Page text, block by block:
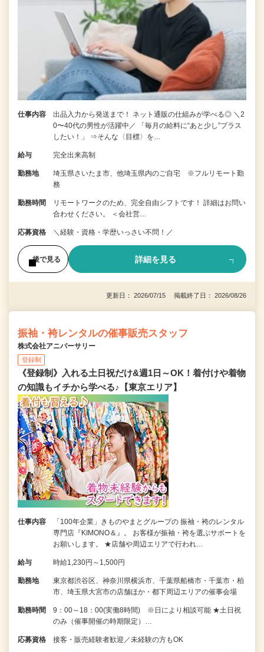
仕事内容
出品入力から発送まで！ ネット通販の仕組みが学べる◎ ＼2
0〜40代の男性が活躍中／ 「毎月の給料に“あと少し”プラス
したい！」 ⇒そんな〈目標〉を…
給与 完全出来高制
勤務地
埼玉県さいたま市、他埼玉県内のご自宅 ※フルリモート勤
務
勤務時間
リモートワークのため、完全自由シフトです！ 詳細はお問い
合わせください。 ＜会社営…
応募資格 ＼経験・資格・学歴いっさい不問！／
後で見る 詳細を見る
更新日： 2026/07/15 掲載終了日： 2026/08/26
振袖・袴レンタルの催事販売スタッフ
株式会社アニバーサリー
登録制
《登録制》入れる土日祝だけ&週1日～OK！着付けや着物
の知識もイチから学べる♪【東京エリア】
仕事内容
「100年企業」きものやまとグループの 振袖・袴のレンタル
専門店『KIMONO＆』。 お客様が振袖・袴を選ぶサポートを
お願いします。 ★店舗や周辺エリアで行われ…
給与 時給1,230円～1,500円
勤務地
東京都渋谷区、神奈川県横浜市、千葉県船橋市・千葉市・柏
市、埼玉県大宮市の店舗ほか・都下周辺エリアの催事会場
勤務時間
9：00～18：00(実働8時間) ※日により相談可能 ★土日祝
のみ（催事開催の時期限定）…
応募資格 接客・販売経験者歓迎／未経験の方もOK